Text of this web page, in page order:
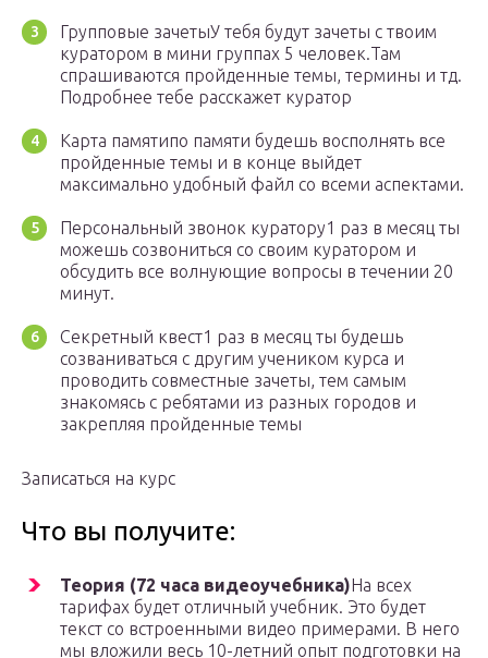
Групповые зачетыУ тебя будут зачеты с твоим
куратором в мини группах 5 человек.Там
спрашиваются пройденные темы, термины и тд.
Подробнее тебе расскажет куратор
Карта памятипо памяти будешь восполнять все
пройденные темы и в конце выйдет
максимально удобный файл со всеми аспектами.
Персональный звонок куратору1 раз в месяц ты
можешь созвониться со своим куратором и
обсудить все волнующие вопросы в течении 20
минут.
Секретный квест1 раз в месяц ты будешь
созваниваться с другим учеником курса и
проводить совместные зачеты, тем самым
знакомясь с ребятами из разных городов и
закрепляя пройденные темы
Записаться на курс
Что вы получите:
Теория (72 часа видеоучебника) На всех
тарифах будет отличный учебник. Это будет
текст со встроенными видео примерами. В него
мы вложили весь 10-летний опыт подготовки на